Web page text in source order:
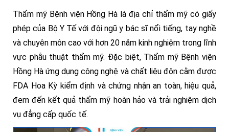
Thẩm mỹ Bệnh viện Hồng Hà là địa chỉ thẩm mỹ có giấy
phép của Bộ Y Tế với đội ngũ y bác sĩ nổi tiếng, tay nghề
và chuyên môn cao với hơn 20 năm kinh nghiệm trong lĩnh
vực phẫu thuật thẩm mỹ. Đặc biệt, Thẩm mỹ Bệnh viện
Hồng Hà ứng dụng công nghệ và chất liệu độn cằm được
FDA Hoa Kỳ kiểm định và chứng nhận an toàn, hiệu quả,
đem đến kết quả thẩm mỹ hoàn hảo và trải nghiệm dịch
vụ đẳng cấp quốc tế.